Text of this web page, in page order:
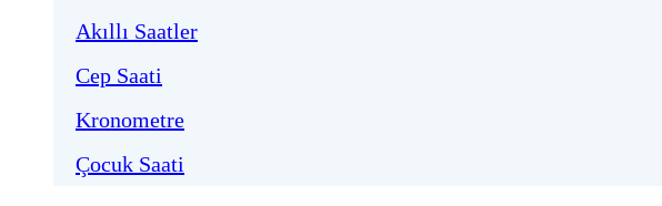
Akıllı Saatler
Cep Saati
Kronometre
Çocuk Saati